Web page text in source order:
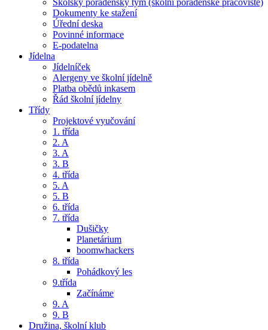
Školský poradenský tým (školní poradenské pracoviště)
Dokumenty ke stažení
Úřední deska
Povinné informace
E-podatelna
Jídelna
Jídelníček
Alergeny ve školní jídelně
Platba obědů inkasem
Řád školní jídelny
Třídy
Projektové vyučování
1. třída
2. A
3. A
3. B
4. třída
5. A
5. B
6. třída
7. třída
Dušičky
Planetárium
boomwhackers
8. třída
Pohádkový les
9.třída
Začínáme
9. A
9. B
Družina, školní klub